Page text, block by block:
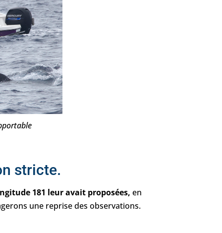
stricte.
181 leur avait proposées, en
une reprise des observations.